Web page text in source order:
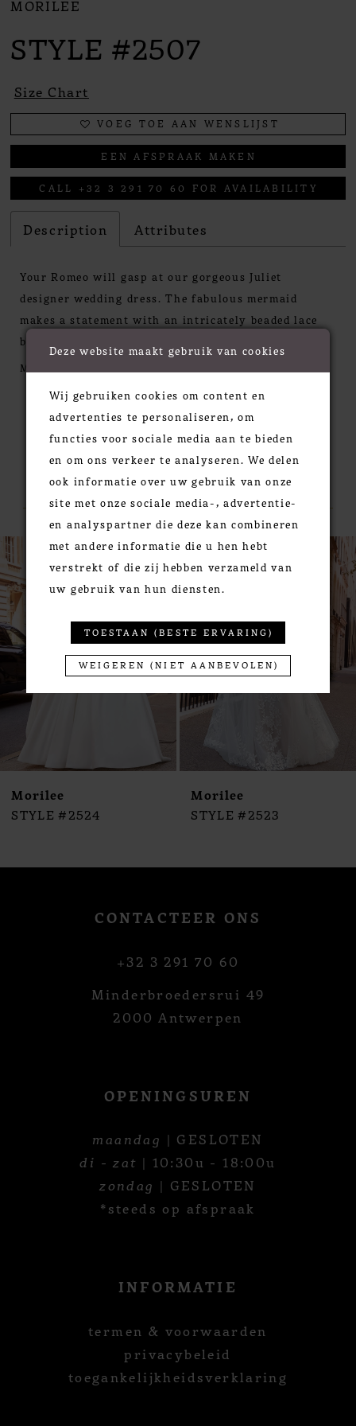
MORILEE
STYLE #2507
Size Chart
VOEG TOE AAN WENSLIJST
EEN AFSPRAAK MAKEN
CALL +32 3 291 70 60 FOR AVAILABILITY
Description Attributes
Your Romeo will gasp at our gorgeous Juliet
designer wedding dress. The fabulous mermaid
makes a statement with an intricately beaded lace
bodice paired with a dramatic ruffled tulle skirt.
The boning provides shape and structure while the
look. Shown in Ivory/Champagne/Honey. Available
in three lengths: 55", 58", 61".
MORE
RELATED PRODUCTS
Related
Products
Carousel
Skip
to
end
PAUSE AUTOPLAY
PREVIOUS SLIDE
NEXT SLIDE
0
1
2
3
4
7
9
10
11
12
14
Morilee
STYLE #2524
Morilee
STYLE #2523
CONTACTEER ONS
+32 3 291 70 60
Minderbroedersrui 49
2000 Antwerpen
OPENINGSUREN
maandag | GESLOTEN
di - zat | 10:30u - 18:00u
zondag | GESLOTEN
*steeds op afspraak
INFORMATIE
termen & voorwaarden
privacybeleid
toegankelijkheidsverklaring
Deze website maakt gebruik van cookies
Wij gebruiken cookies om content en
advertenties te personaliseren, om
functies voor sociale media aan te bieden
en om ons verkeer te analyseren. We delen
ook informatie over uw gebruik van onze
site met onze sociale media-, advertentie-
en analyspartner die deze kan combineren
met andere informatie die u hen hebt
verstrekt of die zij hebben verzameld van
uw gebruik van hun diensten.
TOESTAAN (BESTE ERVARING)
WEIGEREN (NIET AANBEVOLEN)